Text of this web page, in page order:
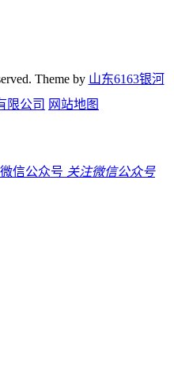
Theme by 山东6163银河
限公司 网站地图
关注微信公众号